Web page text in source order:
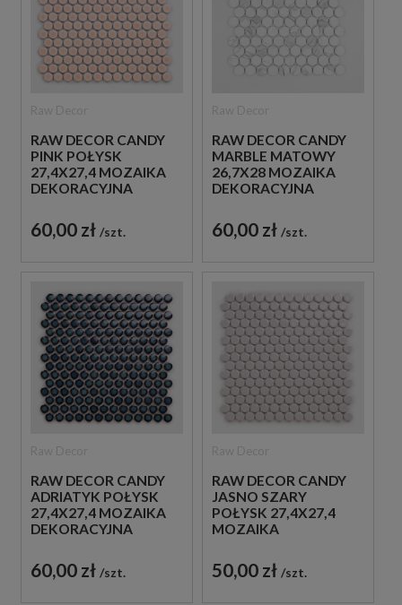
RAW DECOR CANDY
PINK POŁYSK
27,4X27,4 MOZAIKA
DEKORACYJNA
60,00 zł szt.
RAW DECOR CANDY
MARBLE MATOWY
26,7X28 MOZAIKA
DEKORACYJNA
60,00 zł szt.
RAW DECOR CANDY
ADRIATYK POŁYSK
27,4X27,4 MOZAIKA
DEKORACYJNA
60,00 zł szt.
RAW DECOR CANDY
JASNO SZARY
POŁYSK 27,4X27,4
MOZAIKA
50,00 zł szt.